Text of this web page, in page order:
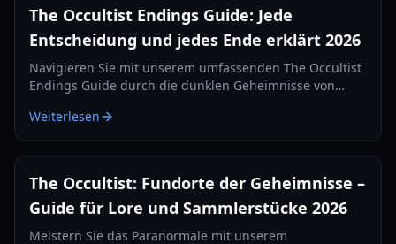
The Occultist Endings Guide: Jede
Entscheidung und jedes Ende erklärt 2026
Navigieren Sie mit unserem umfassenden The Occultist
Endings Guide durch die dunklen Geheimnisse von
Abschluss für Alan Revels freischalten.
Weiterlesen
The Occultist: Fundorte der Geheimnisse –
Guide für Lore und Sammlerstücke 2026
Meistern Sie das Paranormale mit unserem